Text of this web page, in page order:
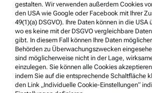
Service & Support
Anton Paar Certified Service
Sicherheitsbestätigung
Anton Paar Technical Centers
Kontaktieren Sie uns
gestalten. Wir verwenden außerdem Cookies
den USA wie Google oder Facebook mit Ihrer
49(1)(a) DSGVO). Ihre Daten können in die
wo es keine mit der DSGVO vergleichbare
gibt. In diesem Fall können Ihre Daten
Behörden zu Überwachungszwecken
sind möglicherweise nicht in der Lage,
einzulegen. Sie können alle Cookies
indem Sie auf die entsprechende Schaltfläche
den Link „Individuelle Cookie-Einstellungen“